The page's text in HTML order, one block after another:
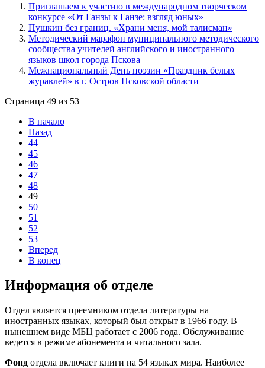
Приглашаем к участию в международном творческом
конкурсе «От Ганзы к Ганзе: взгляд юных»
Пушкин без границ. «Храни меня, мой талисман»
Методический марафон муниципального методического
сообщества учителей английского и иностранного
языков школ города Пскова
Межнациональный День поэзии «Праздник белых
журавлей» в г. Остров Псковской области
Страница 49 из 53
В начало
Назад
44
45
46
47
48
49
50
51
52
53
Вперед
В конец
Информация об отделе
Отдел является преемником отдела литературы на
иностранных языках, который был открыт в 1966 году. В
нынешнем виде МБЦ работает с 2006 года. Обслуживание
ведется в режиме абонемента и читального зала.
Фонд отдела включает книги на 54 языках мира. Наиболее